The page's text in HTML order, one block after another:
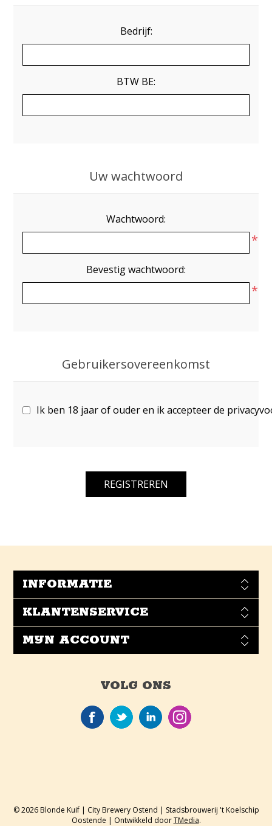
Bedrijf:
BTW BE:
Uw wachtwoord
Wachtwoord:
*
Bevestig wachtwoord:
*
Gebruikersovereenkomst
Ik ben 18 jaar of ouder en ik accepteer de
INFORMATIE
KLANTENSERVICE
MIJN ACCOUNT
VOLG ONS
© 2026 Blonde Kuif | City Brewery Ostend | Stadsbrouwerij 't Koelschip
Oostende | Ontwikkeld doorTMedia.